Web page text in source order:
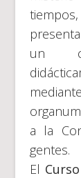
un
a la
gentes.
El